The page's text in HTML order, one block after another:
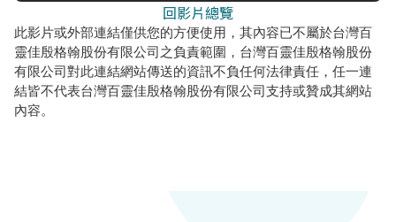
回影片總覽
此影片或外部連結僅供您的方便使用，其內容已不屬於台灣百
靈佳殷格翰股份有限公司之負責範圍，台灣百靈佳殷格翰股份
有限公司對此連結網站傳送的資訊不負任何法律責任，任一連
結皆不代表台灣百靈佳殷格翰股份有限公司支持或贊成其網站
內容。